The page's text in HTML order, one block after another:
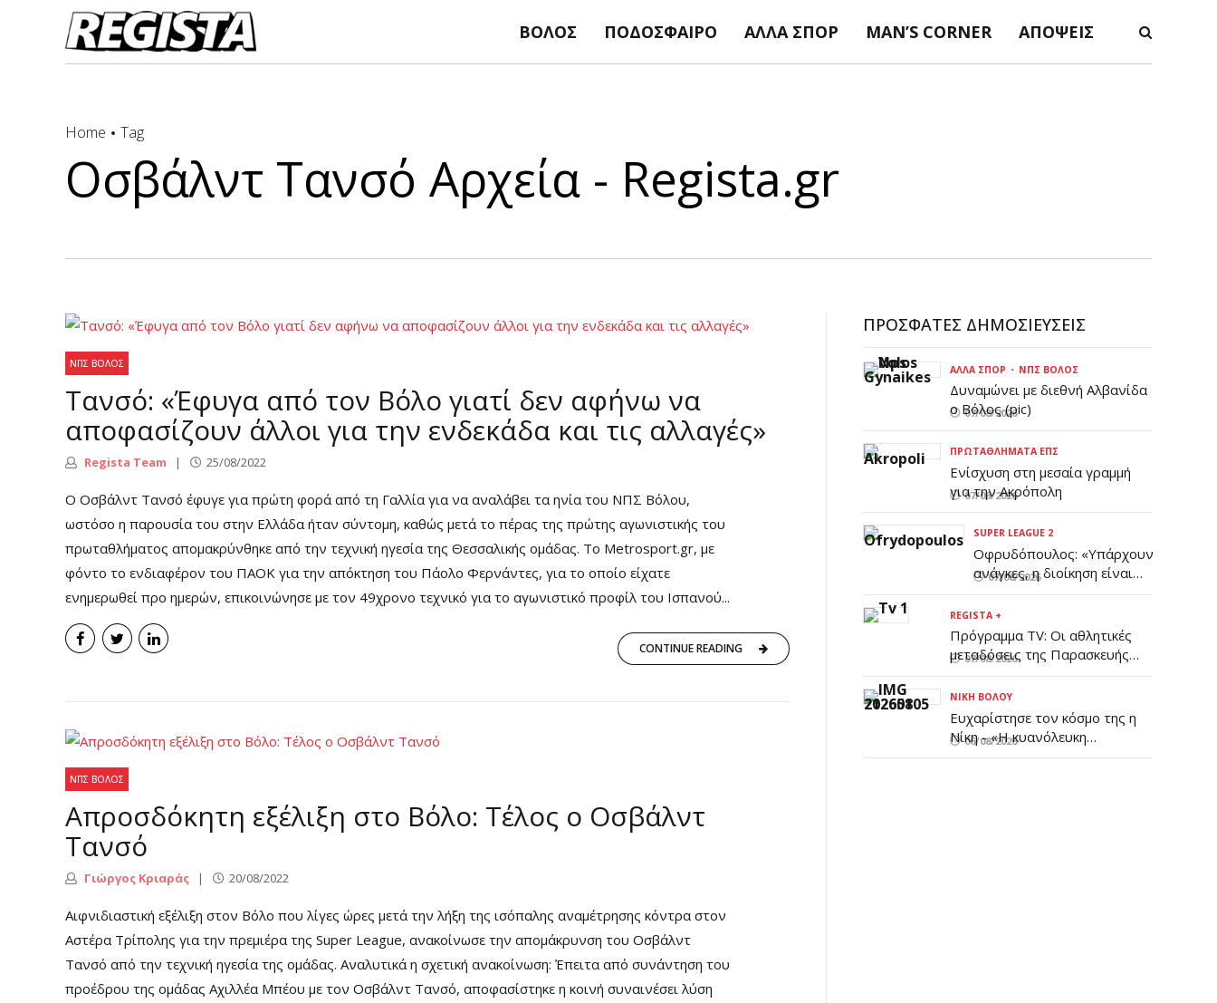
ΒΌΛΟΣ ΠΟΔΌΣΦΑΙΡΟ ΆΛΛΑ ΣΠΟΡ MAN’S CORNER ΑΠΌΨΕΙΣ
Home Tag
Οσβάλντ Τανσό Αρχεία - Regista.gr
ΝΠΣ ΒΌΛΟΣ
Τανσό: «Έφυγα από τον Βόλο γιατί δεν αφήνω να
αποφασίζουν άλλοι για την ενδεκάδα και τις αλλαγές»
Regista Team 25/08/2022
Ο Οσβάλντ Τανσό έφυγε για πρώτη φορά από τη Γαλλία για να αναλάβει τα ηνία του ΝΠΣ Βόλου,
ωστόσο η παρουσία του στην Ελλάδα ήταν σύντομη, καθώς μετά το πέρας της πρώτης αγωνιστικής του
πρωταθλήματος απομακρύνθηκε από την τεχνική ηγεσία της Θεσσαλικής ομάδας. Το Metrosport.gr, με
φόντο το ενδιαφέρον του ΠΑΟΚ για την απόκτηση του Πάολο Φερνάντες, για το οποίο είχατε
ενημερωθεί προ ημερών, επικοινώνησε με τον 49χρονο τεχνικό για το αγωνιστικό προφίλ του Ισπανού...
CONTINUE READING
ΝΠΣ ΒΌΛΟΣ
Απροσδόκητη εξέλιξη στο Βόλο: Τέλος ο Οσβάλντ
Τανσό
Γιώργος Κριαράς 20/08/2022
Αιφνιδιαστική εξέλιξη στον Βόλο που λίγες ώρες μετά την λήξη της ισόπαλης αναμέτρησης κόντρα στον
Αστέρα Τρίπολης για την πρεμιέρα της Super League, ανακοίνωσε την απομάκρυνση του Οσβάλντ
Τανσό από την τεχνική ηγεσία της ομάδας. Αναλυτικά η σχετική ανακοίνωση: Έπειτα από συνάντηση του
προέδρου της ομάδας Αχιλλέα Μπέου με τον Οσβάλντ Τανσό, αποφασίστηκε η κοινή συναινέσει λύση
ΠΡΌΣΦΑΤΕΣ ΔΗΜΟΣΙΕΎΣΕΙΣ
ΆΛΛΑ ΣΠΟΡ ΝΠΣ ΒΌΛΟΣ
Δυναμώνει με διεθνή Αλβανίδα
ο Βόλος (pic)
07/08/2026
ΠΡΩΤΑΘΛΉΜΑΤΑ ΕΠΣ
Ενίσχυση στη μεσαία γραμμή
για την Ακρόπολη
07/08/2026
SUPER LEAGUE 2
Οφρυδόπουλος: «Υπάρχουν
ανάγκες, η διοίκηση είναι
ενημερωμένη»
07/08/2026
REGISTA +
Πρόγραμμα TV: Οι αθλητικές
μεταδόσεις της Παρασκευής
7/8
07/08/2026
ΝΊΚΗ ΒΌΛΟΥ
Ευχαρίστησε τον κόσμο της η
Νίκη - «Η κυανόλευκη
οικογένειά μας παραμένει
06/08/2026